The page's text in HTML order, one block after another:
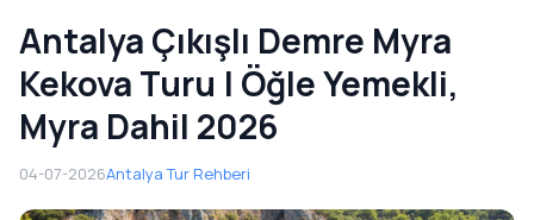
Antalya Çıkışlı Demre Myra
Kekova Turu | Öğle Yemekli,
Myra Dahil 2026
04-07-2026Antalya Tur Rehberi